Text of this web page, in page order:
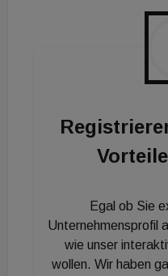
Egal ob Sie
Unternehmensprofil
wie unser
wollen. Wir haben